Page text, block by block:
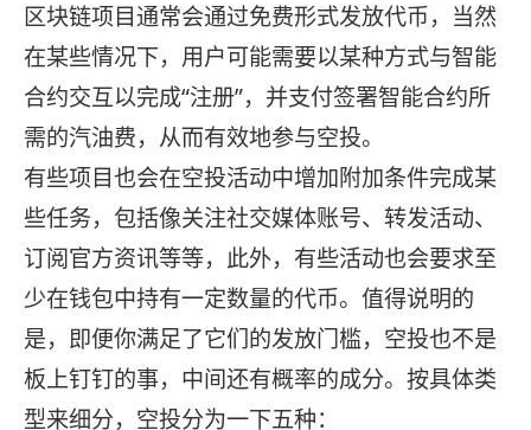
区块链项目通常会通过免费形式发放代币，当然
在某些情况下，用户可能需要以某种方式与智能
合约交互以完成“注册”，并支付签署智能合约所
需的汽油费，从而有效地参与空投。
有些项目也会在空投活动中增加附加条件完成某
些任务，包括像关注社交媒体账号、转发活动、
订阅官方资讯等等，此外，有些活动也会要求至
少在钱包中持有一定数量的代币。值得说明的
是，即便你满足了它们的发放门槛，空投也不是
板上钉钉的事，中间还有概率的成分。按具体类
型来细分，空投分为一下五种：